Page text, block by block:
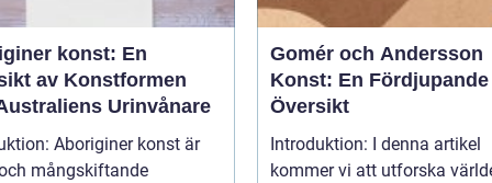
konst: En
av Konstformen
Urinvånare
Aboriginer konst är
mångskiftande
Gomér och Andersson
Konst: En Fördjupande
Översikt
Introduktion: I denna artikel
kommer vi att utforska